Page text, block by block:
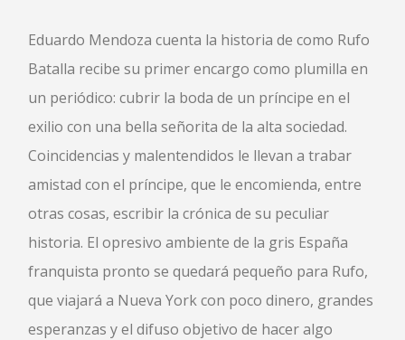
Eduardo Mendoza cuenta la historia de como Rufo
Batalla recibe su primer encargo como plumilla en
un periódico: cubrir la boda de un príncipe en el
exilio con una bella señorita de la alta sociedad.
Coincidencias y malentendidos le llevan a trabar
amistad con el príncipe, que le encomienda, entre
otras cosas, escribir la crónica de su peculiar
historia. El opresivo ambiente de la gris España
franquista pronto se quedará pequeño para Rufo,
que viajará a Nueva York con poco dinero, grandes
esperanzas y el difuso objetivo de hacer algo